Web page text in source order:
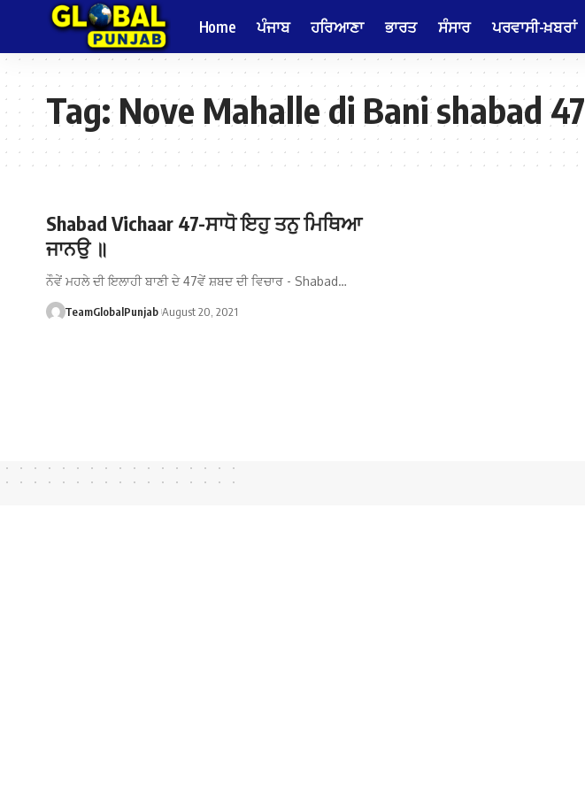
Home ਪੰਜਾਬ ਹਰਿਆਣਾ ਭਾਰਤ ਸੰਸਾਰ ਪਰਵਾਸੀ-ਖ਼ਬਰਾਂ
Tag:Nove Mahalle di Bani shabad 47
Shabad Vichaar 47-ਸਾਧੋ ਇਹੁ ਤਨੁ ਮਿਥਿਆ
ਜਾਨਉ ॥
ਨੌਵੇਂ ਮਹਲੇ ਦੀ ਇਲਾਹੀ ਬਾਣੀ ਦੇ 47ਵੇਂ ਸ਼ਬਦ ਦੀ ਵਿਚਾਰ - Shabad…
TeamGlobalPunjab August 20, 2021